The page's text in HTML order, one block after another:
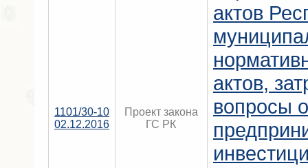
1101/30-10
02.12.2016
Проект закона
ГС РК
актов
актов,
вопросы